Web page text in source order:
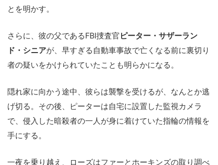
とを明かす。
さらに、彼の父であるFBI捜査官 ピーター・サザーラン
ド・シニアが、早すぎる自動車事故で亡くなる前に裏切り
者の疑いをかけられていたことも明らかになる。
隠れ家に向かう途中、彼らは襲撃を受けるが、なんとか逃
げ切る。その後、ピーターは自宅に設置した監視カメラ
で、侵入した暗殺者の一人が身に着けていた指輪の情報を
手にする。
一夜を乗り越え、ローズはファーとホーキンズの取り調べ